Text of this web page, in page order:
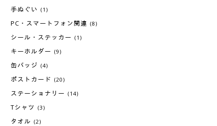
手ぬぐい (1)
PC・スマートフォン関連 (8)
シール・ステッカー (1)
キーホルダー (9)
缶バッジ (4)
ポストカード (20)
ステーショナリー (14)
Tシャツ (3)
タオル (2)